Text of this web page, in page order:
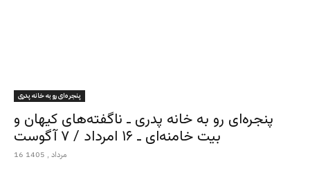
پنجره‌ای رو به خانه پدری
پنجره‌ای رو به خانه پدری ـ ناگفته‌های کیهان و
بیت خامنه‌ای ـ ۱۶ امرداد / ۷ آگوست
16 مرداد , 1405